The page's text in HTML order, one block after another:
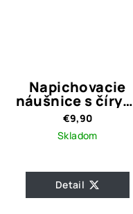
Napichovacie
náušnice s čírymi
kamienkami LORA
GOLD
€9,90
Skladom
Detail